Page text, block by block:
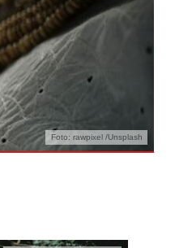
Foto: rawpixel /Unsplash